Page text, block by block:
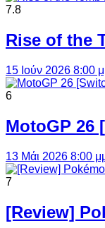
7.8
Rise of the
15 Ιούν 2026 8:00
6
MotoGP 26
13 Μάι 2026 8:00
7
[Review]